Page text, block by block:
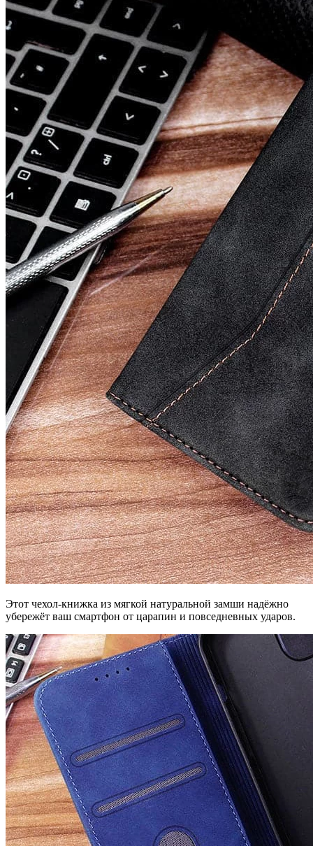
Этот чехол-книжка из мягкой натуральной замши надёжно
убережёт ваш смартфон от царапин и повседневных ударов.